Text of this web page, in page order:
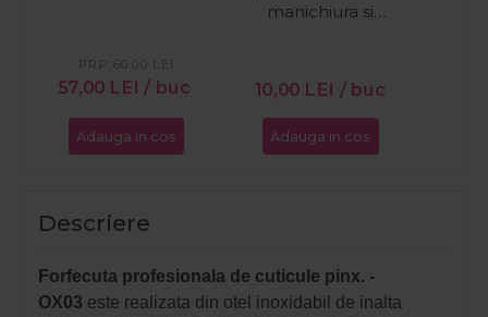
57,00 LEI / buc
PRP:60,00 LEI
Adauga in cos
manichiura si
10,00 LEI / buc
Adauga in cos
Descriere
Forfecuta profesionala de cuticule pinx. -
OX03 este realizata din otel inoxidabil de inalta